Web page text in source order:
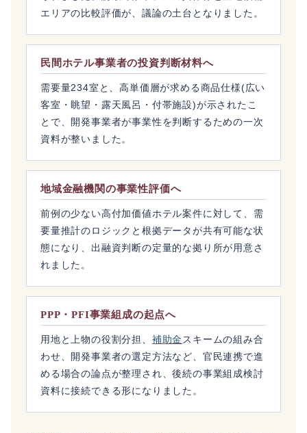
エリアの比較評価が、議論の土台となりました。
民間ホテル事業者の投資判断材料へ
需要量234室と、高単価層が求める商品仕様(広い
客室・眺望・露天風呂・付帯施設)が示されたこ
とで、開発事業者が事業性を判断するための一次
資料が整いました。
地域金融機関の事業性評価へ
前例の少ない高付加価値ホテル案件に対して、需
要量推計のロジックと根拠データが共有可能な状
態になり、出融資判断の定量的な拠り所が用意さ
れました。
PPP・PFI事業組成の起点へ
用地と上物の役割分担、 補助金スキームの組み合
わせ、開発事業者の選定方法など、官民連携で進
める場合の論点が整理され、後続の事業組成検討
資料に接続できる形になりました。